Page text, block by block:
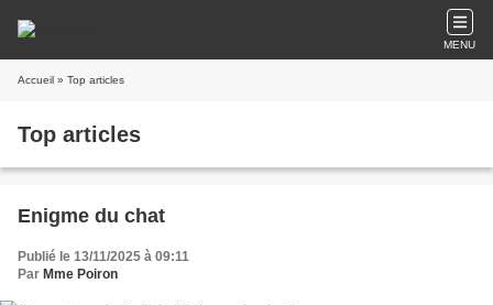
MENU
Accueil » Top articles
Top articles
Enigme du chat
Publié le 13/11/2025 à 09:11
Par Mme Poiron